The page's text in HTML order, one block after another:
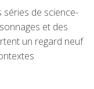
séries de science-
et des
un regard neuf